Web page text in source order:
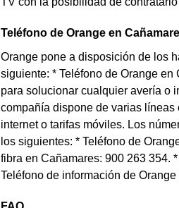
Teléfono de Orange en
Orange pone a disposición de los
siguiente: * Teléfono de Orange
para solucionar cualquier avería o
compañía dispone de varias líneas
internet o tarifas móviles. Los
los siguientes: * Teléfono de
fibra en Cañamares: 900 263 354.
Teléfono de información de